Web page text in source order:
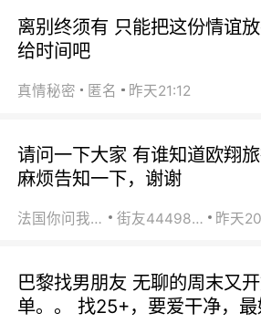
离别终须有 只能把这份情谊
给时间吧
真情秘密 匿名 昨天21:12
请问一下大家 有谁知道欧翔旅
麻烦告知一下，谢谢
法国你问我答 街友44498484 昨天
巴黎找男朋友 无聊的周末又
单。。 找25+，要爱干净，